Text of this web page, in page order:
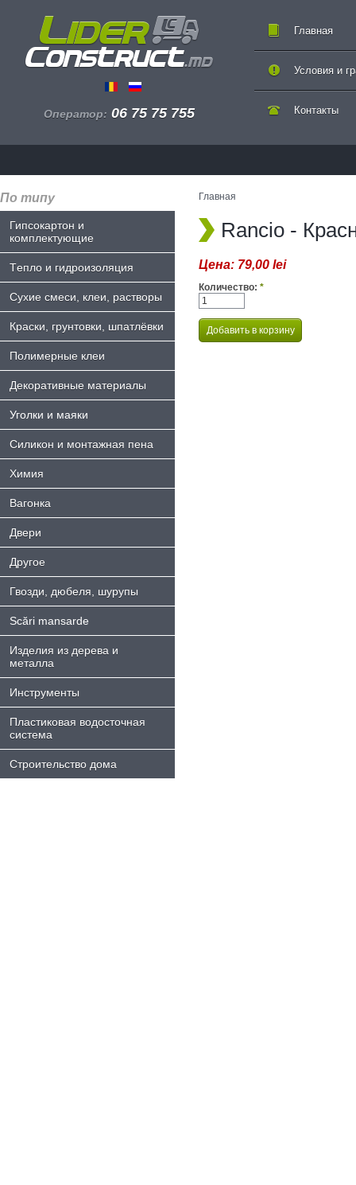
Оператор: 06 75 75 755
Главная
Контакты
Условия и
По типу
Гипсокартон и
комплектующие
Tепло и гидроизоляция
Сухие смеси, клеи, растворы
Краски, грунтовки, шпатлёвки
Полимерные клеи
Декоративные материалы
Уголки и маяки
Силикон и монтажная пена
Химия
Bагонка
Двери
Другое
Гвозди, дюбеля, шурупы
Scări mansarde
Изделия из дерева и
металла
Инструменты
Пластиковая водосточная
система
Строительство дома
Главная
Rancio -
Цена: 79,00 lei
Количество: *